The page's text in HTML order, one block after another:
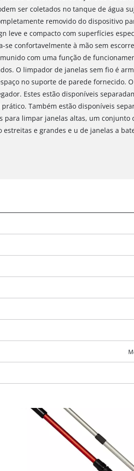
para
to the
this content
ser coletados no tanque de água
removido do dispositivo
leve e compacto com superfícies
se confortavelmente à mão sem
com uma função de
O limpador de janelas sem fio é
no suporte de parede fornecido. O
Estes estão disponíveis
Também estão disponíveis
para limpar janelas altas, um conjunto
e grandes e u de janelas a